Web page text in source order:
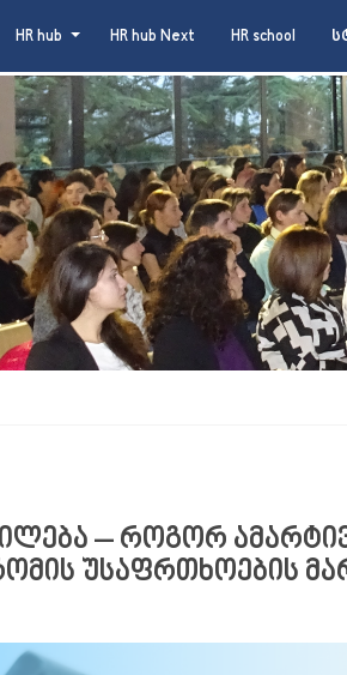
HR hub HR hub Next HR school
– როგორ
უსაფრთხოების